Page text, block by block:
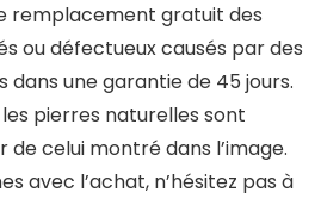
remplacement gratuit des
ou défectueux causés par des
dans une garantie de 45 jours.
les pierres naturelles sont
de celui montré dans l’image.
avec l’achat, n’hésitez pas à